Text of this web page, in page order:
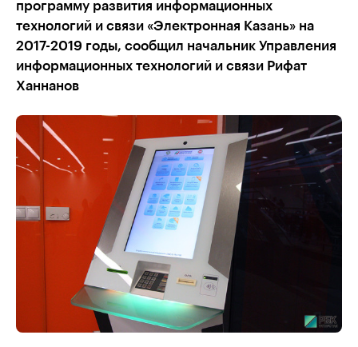
программу развития информационных
технологий и связи «Электронная Казань» на
2017-2019 годы, сообщил начальник Управления
информационных технологий и связи Рифат
Ханнанов